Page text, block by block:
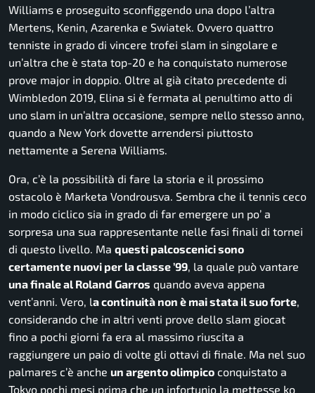
Williams e proseguito sconfiggendo una dopo l’altra
Mertens, Kenin, Azarenka e Swiatek. Ovvero quattro
tenniste in grado di vincere trofei slam in singolare e
un’altra che è stata top-20 e ha conquistato numerose
prove major in doppio. Oltre al già citato precedente di
Wimbledon 2019, Elina si è fermata al penultimo atto di
uno slam in un’altra occasione, sempre nello stesso anno,
quando a New York dovette arrendersi piuttosto
nettamente a Serena Williams.
Ora, c’è la possibilità di fare la storia e il prossimo
ostacolo è Marketa Vondrousva. Sembra che il tennis ceco
in modo ciclico sia in grado di far emergere un po’ a
sorpresa una sua rappresentante nelle fasi finali di tornei
di questo livello. Ma questi palcoscenici sono
certamente nuovi per la classe ’99, la quale può vantare
una finale al Roland Garros quando aveva appena
vent’anni. Vero, la continuità non è mai stata il suo forte,
considerando che in altri venti prove dello slam giocat
fino a pochi giorni fa era al massimo riuscita a
raggiungere un paio di volte gli ottavi di finale. Ma nel suo
palmares c’è anche un argento olimpico conquistato a
Tokyo pochi mesi prima che un infortunio la mettesse ko